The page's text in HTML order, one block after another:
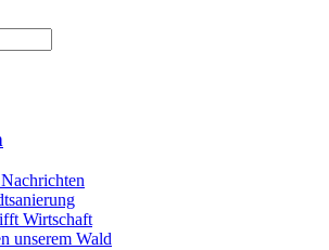
Wirtschaft
unserem Wald